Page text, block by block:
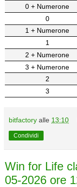
0 + Numerone
0
1 + Numerone
1
2 + Numerone
3 + Numerone
2
3
bitfactory alle 13:10
Condividi
Win for Life
05-2026 ore